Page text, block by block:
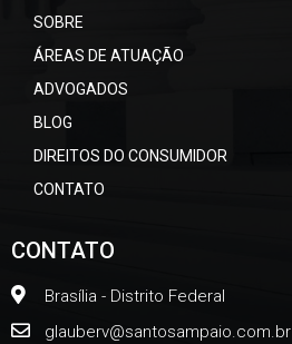
SOBRE
ÁREAS DE ATUAÇÃO
ADVOGADOS
BLOG
DIREITOS DO CONSUMIDOR
CONTATO
CONTATO
Brasília - Distrito Federal
glauberv@santosampaio.com.br